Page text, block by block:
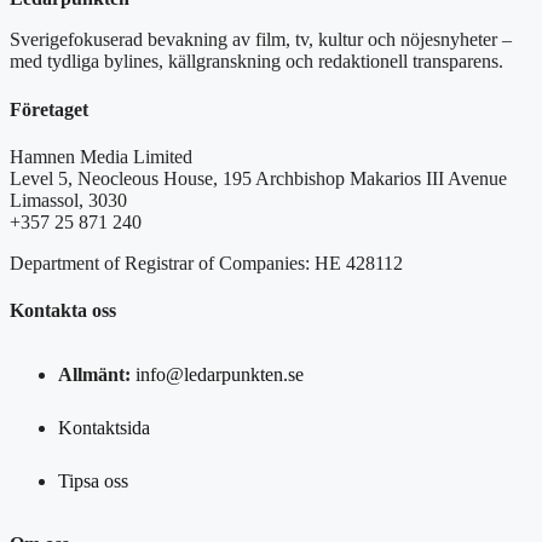
Sverigefokuserad bevakning av film, tv, kultur och nöjesnyheter –
med tydliga bylines, källgranskning och redaktionell transparens.
Företaget
Hamnen Media Limited
Level 5, Neocleous House, 195 Archbishop Makarios III Avenue
Limassol, 3030
+357 25 871 240
Department of Registrar of Companies: HE 428112
Kontakta oss
Allmänt: info@ledarpunkten.se
Kontaktsida
Tipsa oss